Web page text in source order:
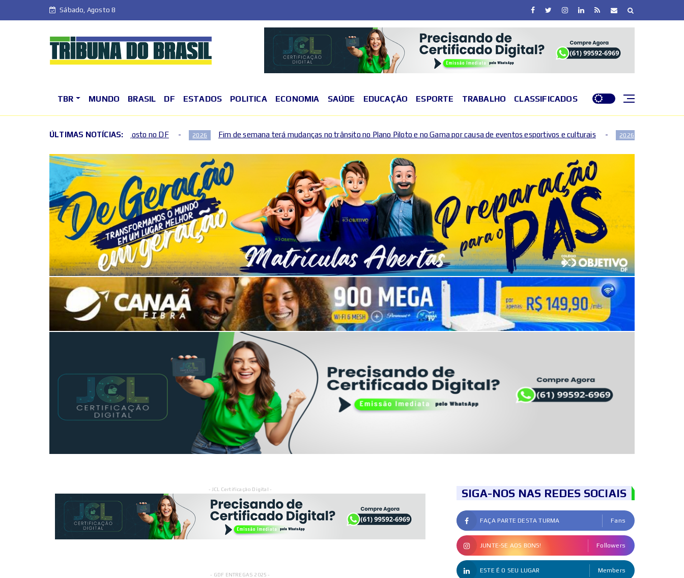
Sábado, Agosto 8
TBR MUNDO BRASIL DF ESTADOS POLITICA ECONOMIA SAÚDE EDUCAÇÃO ESPORTE TRABALHO CLASSIFICADOS
ÚLTIMAS NOTÍCIAS:
de agosto no DF 2026 Fim de semana terá mudanças no trânsito no Plano Piloto e no Gama por causa de eventos esportivos e culturais 2026 DF entra em nível de perigo por
- JCL Certificação Digital -
- GDF ENTREGAS 2025 -
SIGA-NOS NAS REDES SOCIAIS
FAÇA PARTE DESTA TURMA Fans
JUNTE-SE AOS BONS! Followers
ESTE É O SEU LUGAR Members